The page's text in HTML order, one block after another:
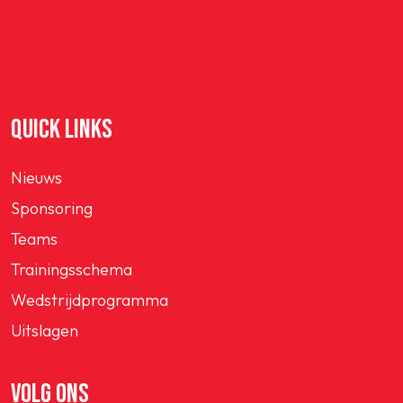
LIDMAATSCHAP
QUICK LINKS
Nieuws
Sponsoring
Teams
Trainingsschema
Wedstrijdprogramma
Uitslagen
VOLG ONS